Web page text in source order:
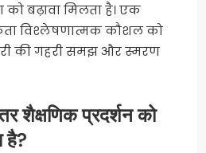
बढ़ावा मिलता है। एक
विश्लेषणात्मक कौशल को
की गहरी समझ और स्मरण
शैक्षणिक प्रदर्शन को
है?